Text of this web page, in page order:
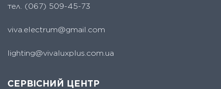
тел. (067) 509-45-73
viva.electrum@gmail.com
lighting@vivaluxplus.com.ua
СЕРВІСНИЙ ЦЕНТР